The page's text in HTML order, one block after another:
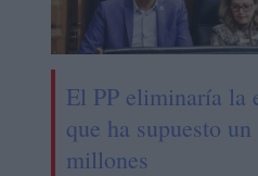
El PP eliminaría la
que ha supuesto
millones